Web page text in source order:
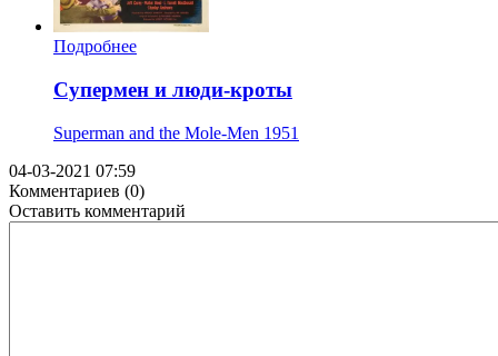
Подробнее
Супермен и люди-кроты
Superman and the Mole-Men 1951
04-03-2021 07:59
Комментариев (0)
Оставить комментарий